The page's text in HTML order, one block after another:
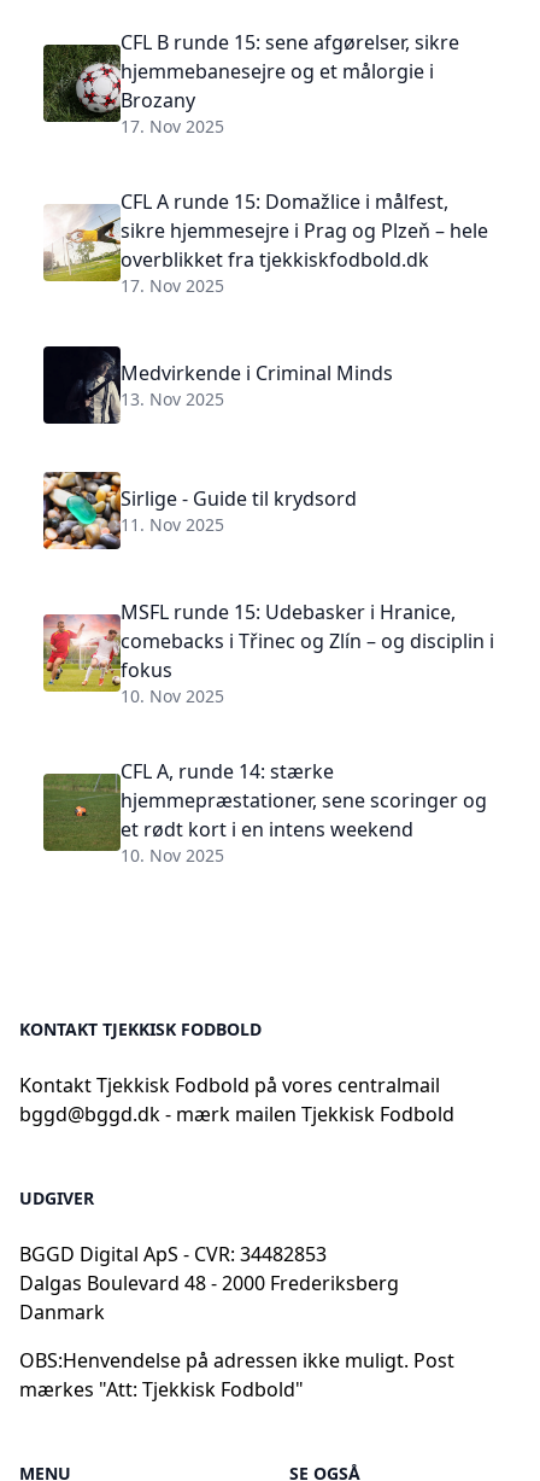
CFL B runde 15: sene afgørelser, sikre
hjemmebanesejre og et målorgie i
Brozany
17. Nov 2025
CFL A runde 15: Domažlice i målfest,
sikre hjemmesejre i Prag og Plzeň – hele
overblikket fra tjekkiskfodbold.dk
17. Nov 2025
Medvirkende i Criminal Minds
13. Nov 2025
Sirlige - Guide til krydsord
11. Nov 2025
MSFL runde 15: Udebasker i Hranice,
comebacks i Třinec og Zlín – og disciplin i
fokus
10. Nov 2025
CFL A, runde 14: stærke
hjemmepræstationer, sene scoringer og
et rødt kort i en intens weekend
10. Nov 2025
KONTAKT TJEKKISK FODBOLD
Kontakt Tjekkisk Fodbold på vores centralmail
bggd@bggd.dk- mærk mailen Tjekkisk Fodbold
UDGIVER
BGGD Digital ApS - CVR: 34482853
Dalgas Boulevard 48 - 2000 Frederiksberg
Danmark
OBS:Henvendelse på adressen ikke muligt. Post
mærkes "Att: Tjekkisk Fodbold"
MENU SE OGSÅ